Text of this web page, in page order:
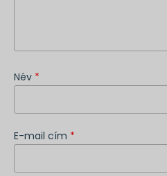
Név *
E-mail cím *